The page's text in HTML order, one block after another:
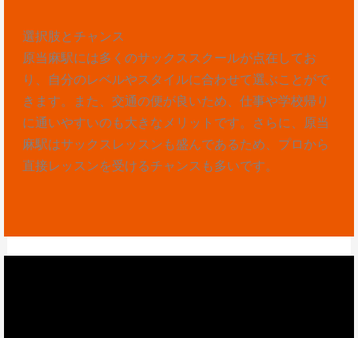
選択肢とチャンス
原当麻駅には多くのサックススクールが点在してお
り、自分のレベルやスタイルに合わせて選ぶことがで
きます。また、交通の便が良いため、仕事や学校帰り
に通いやすいのも大きなメリットです。さらに、原当
麻駅はサックスレッスンも盛んであるため、プロから
直接レッスンを受けるチャンスも多いです。